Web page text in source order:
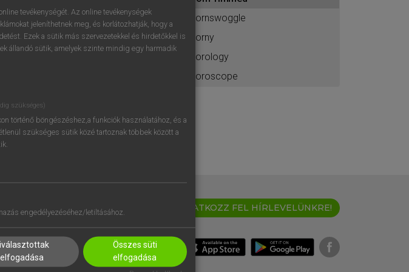
próbaverziójának elindításához
regisztrálok ésbelépek.
REGISZTRÁCIÓ
hornswoggle
horny
horology
horoscope
IRATKOZZ FEL HÍRLEVELÜNKRE!
tevékenységét. Az online tevékenységek
jeleníthetnek meg, és korlátozhatják, hogy a
Ezek a sütik más szervezetekkel és hirdetőkkel is
állandó sütik, amelyek szinte mindig egy harmadik
szükséges)
történő böngészéshez,a funkciók használatához, és a
szükséges sütik közé tartoznak többek között a
engedélyezéséhez/letiltásához.
elfogadása
Összes süti
elfogadása